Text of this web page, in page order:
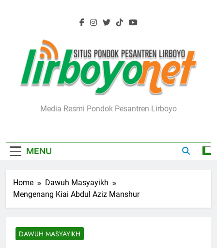
Lirboyo.net
Media Resmi Pondok Pesantren Lirboyo
MENU
Home
Dawuh Masyayikh
Mengenang Kiai Abdul Aziz Manshur
DAWUH MASYAYIKH